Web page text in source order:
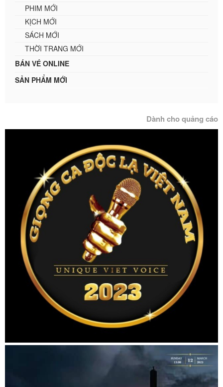
PHIM MỚI
KỊCH MỚI
SÁCH MỚI
THỜI TRANG MỚI
BÁN VÉ ONLINE
SẢN PHẨM MỚI
Dành cho quảng cáo